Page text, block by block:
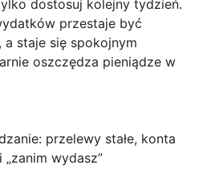
dostosuj kolejny tydzień.
przestaje być
a staje się spokojnym
oszczędza pieniądze w
przelewy stałe, konta
wydasz”